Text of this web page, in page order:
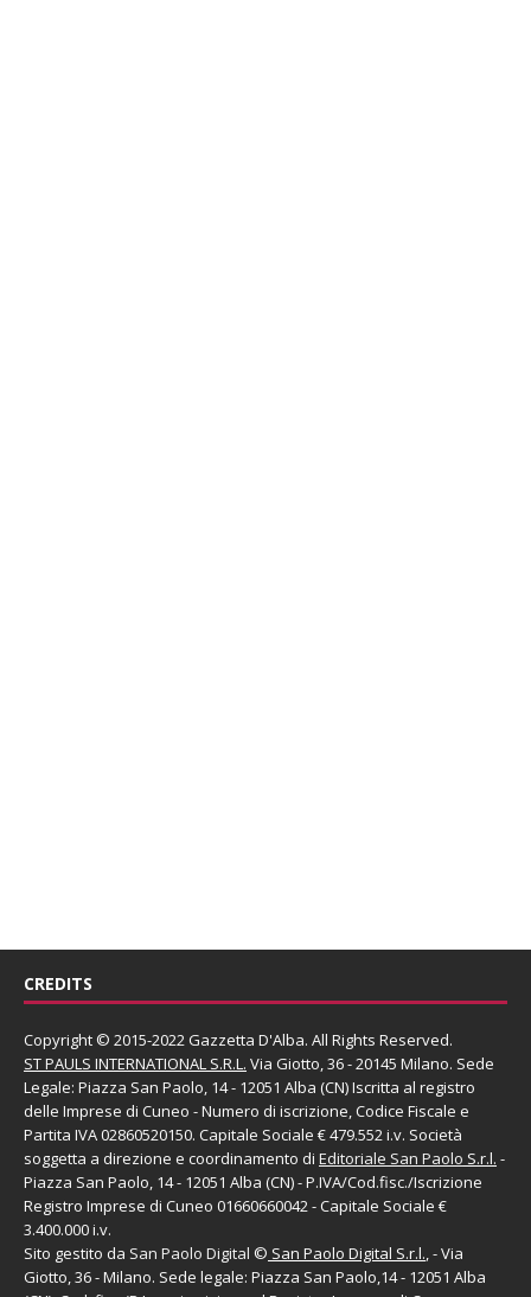
CREDITS
Copyright © 2015-2022 Gazzetta D'Alba. All Rights Reserved.
ST PAULS INTERNATIONAL S.R.L. Via Giotto, 36 - 20145 Milano. Sede
Legale: Piazza San Paolo, 14 - 12051 Alba (CN) Iscritta al registro
delle Imprese di Cuneo - Numero di iscrizione, Codice Fiscale e
Partita IVA 02860520150. Capitale Sociale € 479.552 i.v. Società
soggetta a direzione e coordinamento di Editoriale San Paolo S.r.l. -
Piazza San Paolo, 14 - 12051 Alba (CN) - P.IVA/Cod.fisc./Iscrizione
Registro Imprese di Cuneo 01660660042 - Capitale Sociale €
3.400.000 i.v.
Sito gestito da San Paolo Digital © San Paolo Digital S.r.l., - Via
Giotto, 36 - Milano. Sede legale: Piazza San Paolo,14 - 12051 Alba